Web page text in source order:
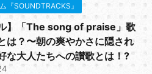
『SOUNDTRACKS』
】「The song of praise」歌
は？〜朝の爽やかさに隠され
な大人たちへの讃歌とは！?